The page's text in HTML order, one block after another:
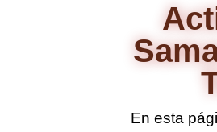
En esta